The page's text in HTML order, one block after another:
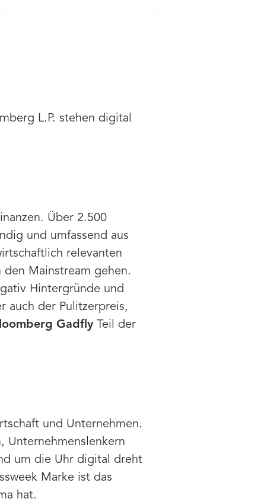
L.P. stehen digital
Über 2.500
und umfassend aus
relevanten
Mainstream gehen.
Hintergründe und
auch der Pulitzerpreis,
GadflyTeil der
und Unternehmen.
Unternehmenslenkern
um die Uhr digital dreht
Marke ist das
hat.